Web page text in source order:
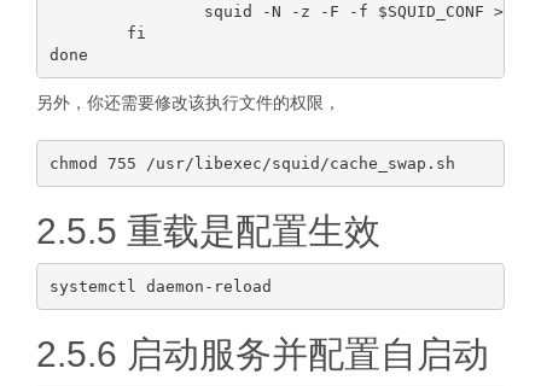
squid -N -z -F -f $SQUID_CONF >>
        fi
另外，你还需要修改该执行文件的权限，
2.5.5 重载是配置生效
2.5.6 启动服务并配置自启动